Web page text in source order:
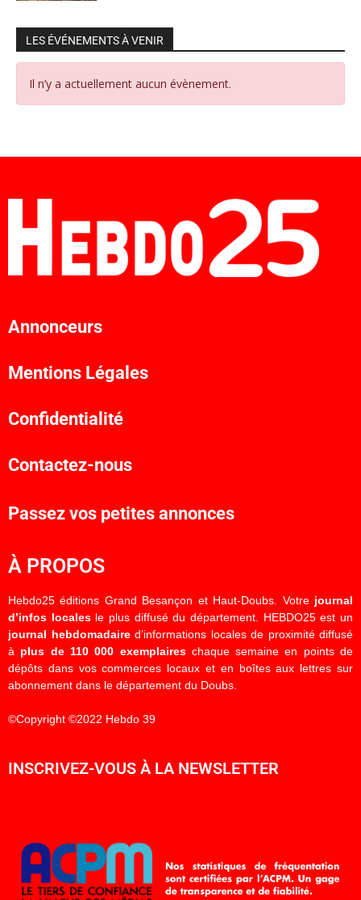
LES ÉVÉNEMENTS À VENIR
Il n’y a actuellement aucun évènement.
Annonceurs
Mentions Légales
Confidentialité
Contactez-nous
Passez vos petites annonces
À PROPOS
Hebdo25 éditions Grand Besançon et Haut-Doubs. Votre journal
d’infos localesle plus diffusé du département. HEBDO25 est un
journal hebdomadaired’informations locales de proximité diffusé
à plus de 110 000 exemplaireschaque semaine en points de
dépôts dans vos commerces locaux et en boîtes aux lettres sur
abonnement dans le département du Doubs.
©Copyright ©2022 Hebdo 39
INSCRIVEZ-VOUS À LA NEWSLETTER